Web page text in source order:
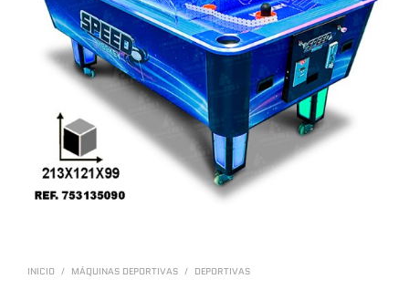
INICIO / MÁQUINAS DEPORTIVAS / DEPORTIVAS